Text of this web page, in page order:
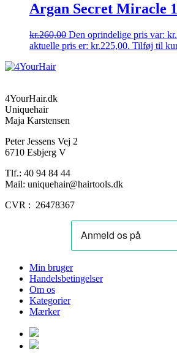
Argan Secret Miracle
kr.260,00 Den oprindelige pris var:
aktuelle pris er: kr.225,00. Tilføj til
4YourHair.dk
Uniquehair
Maja Karstensen
Peter Jessens Vej 2
6710 Esbjerg V
Tlf.: 40 94 84 44
Mail: uniquehair@hairtools.dk
CVR : 26478367
Min bruger
Handelsbetingelser
Om os
Kategorier
Mærker